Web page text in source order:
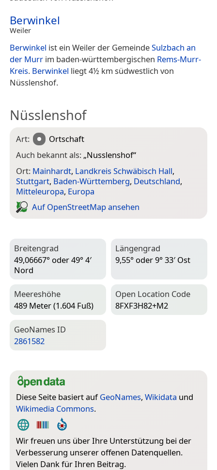
Berwinkel
Weiler
Berwinkel ist ein Weiler der GemeindeSulzbach an
der Murr im baden-württembergischen Rems-Murr-
Kreis. Berwinkel liegt 4½ km südwestlich von
Nüsslenshof.
Nüsslenshof
Art:
Ortschaft
Auch bekannt als: „Nusslenshof“
Ort: Mainhardt, Landkreis Schwäbisch Hall,
Stuttgart, Baden-Württemberg, Deutschland,
Mitteleuropa, Europa
Auf Open­Street­Map ansehen
Breitengrad
49,06667° oder 49° 4′
Nord
Längengrad
9,55° oder 9° 33′ Ost
Meereshöhe
489 Meter (1.604 Fuß)
Open Location Code
8FXF3H82+M2
Geo­Names ID
2861582
Diese Seite basiert aufGeoNames, Wikidata und
Wikimedia Commons.
Wir freuen uns über Ihre Unterstützung bei der
Verbesserung unserer offenen Datenquellen.
Vielen Dank für Ihren Beitrag.